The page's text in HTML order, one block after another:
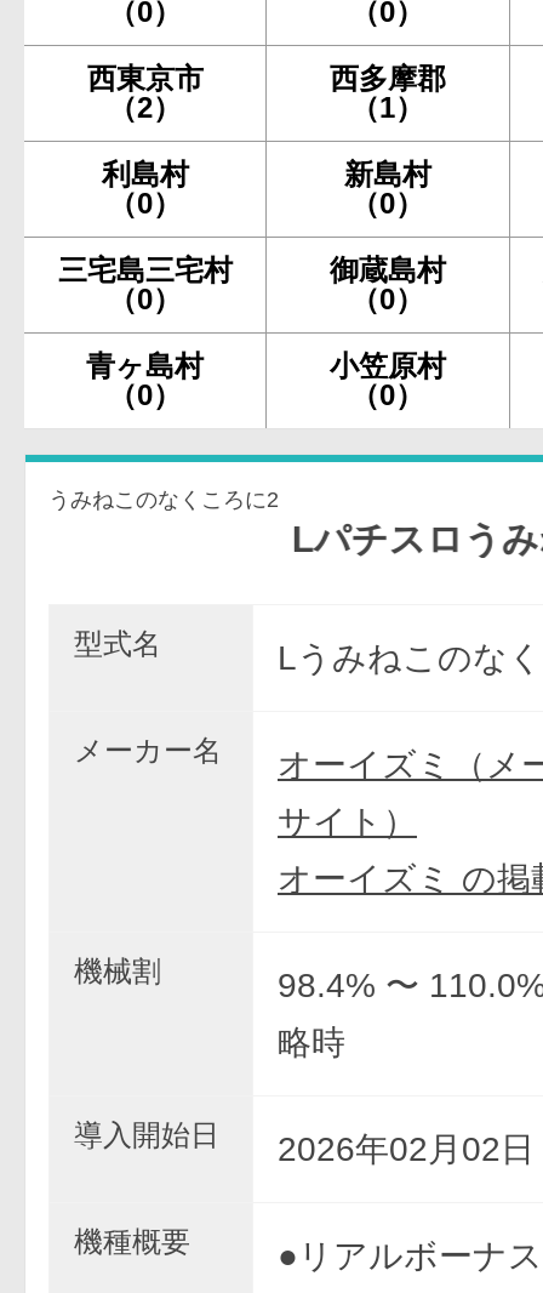
（0） （0）
西東京市
（2）
西多摩郡
（1）
利島村
（0）
新島村
（0）
三宅島三宅村
（0）
御蔵島村
（0）
青ヶ島村
（0）
小笠原村
（0）
うみねこのなくころに2
Lパチスロうみねこ
型式名 Lうみねこのな
メーカー名
オーイズミ（メ
サイト）
オーイズミ の掲
機械割
98.4% 〜
略時
導入開始日 2026年02月02日
機種概要
●リアルボーナ